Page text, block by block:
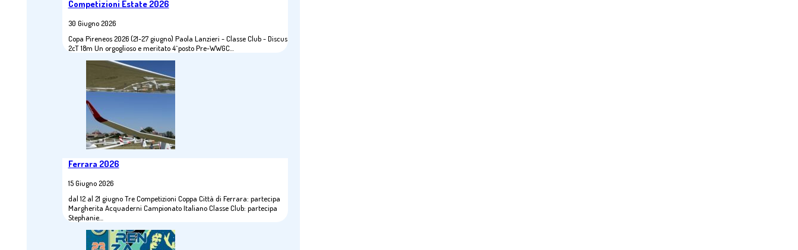
Competizioni Estate 2026
30 Giugno 2026
Copa Pireneos 2026 (21-27 giugno) Paola Lanzieri - Classe Club - Discus
2cT 18m Un orgoglioso e meritato 4^posto Pre-WWGC…
Ferrara 2026
15 Giugno 2026
dal 12 al 21 giugno Tre Competizioni Coppa Città di Ferrara: partecipa
Margherita Acquaderni Campionato Italiano Classe Club: partecipa
Stephanie…